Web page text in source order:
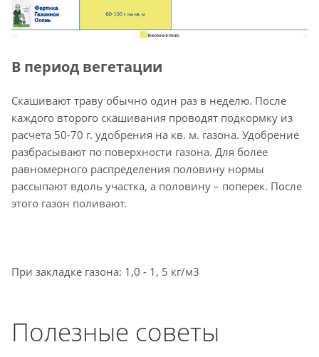
В период вегетации
Скашивают траву обычно один раз в неделю. После
каждого второго скашивания проводят подкормку из
расчета 50-70 г. удобрения на кв. м. газона. Удобрение
разбрасывают по поверхности газона. Для более
равномерного распределения половину нормы
рассыпают вдоль участка, а половину – поперек. После
этого газон поливают.
При закладке газона: 1,0 - 1, 5 кг/м3
Полезные советы